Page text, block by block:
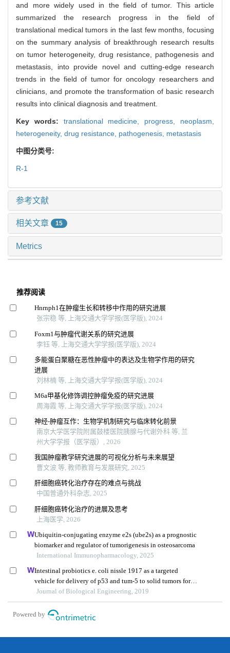
and more widely used in the field of tumor. This article
summarized the research progress in the field of
translational medical tumors in the last few months, focusing
on the summary analysis of breakthrough research results
on tumor heterogeneity, drug resistance, pathogenesis and
metastasis, into provide novel and cutting-edge research
trends in the field of tumor for oncology researchers and
clinicians, and promote the transformation of basic research
results into clinical diagnosis and treatment.
Key words: translational medicine, progress, neoplasm,
heterogeneity, drug resistance, pathogenesis, metastasis
中图分类号:
R-1
参考文献
相关文章 15
Metrics
推荐阅读
Hnrnph1在肿瘤生长和转移中作用的研究进展
张宗稳 等, 上海交通大学学报(医学版), 2024
Foxm1与肿瘤代谢关系的研究进展
李钰 等, 上海交通大学学报(医学版), 2024
多能蛋白聚糖在恶性肿瘤中的表达及生物学作用的研究
进展
刘林楠 等, 上海交通大学学报(医学版), 2024
M6a甲基化修饰调控肿瘤免疫的研究进展
周海霞 等, 上海交通大学学报(医学版), 2024
神经-肿瘤互作：生物学机制研究与临床转化前景
南京大学医学院附属鼓楼医院胰腺与代谢外科 等, 兰
州大学学报（医学版）, 2026
我国肿瘤教学研究进展的可视化分析与未来展望
曹文波 等, 教师教育与发展研究, 2025
肝细胞癌转化治疗存在的难点与挑战
中国普通外科杂志, 2025
肝细胞癌转化治疗的进展及思考
上海医学, 2026
Ubiquitin-conjugating enzyme e2s (ube2s) as a prognostic
biomarker and regulator of tumorigenesis in osteosarcoma
International Immunopharmacology, 2025
Intestinal probiotics e. coli nissle 1917 as a targeted
vehicle for delivery of p53 and tum-5 to solid tumors for
cancer therapy
Journal of Biological Engineering, 2019
Powered by